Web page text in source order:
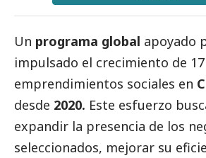
Un programa global apoyado
impulsado el crecimiento de 17
emprendimientos sociales en
desde 2020. Este esfuerzo
expandir la presencia de los
seleccionados, mejorar su